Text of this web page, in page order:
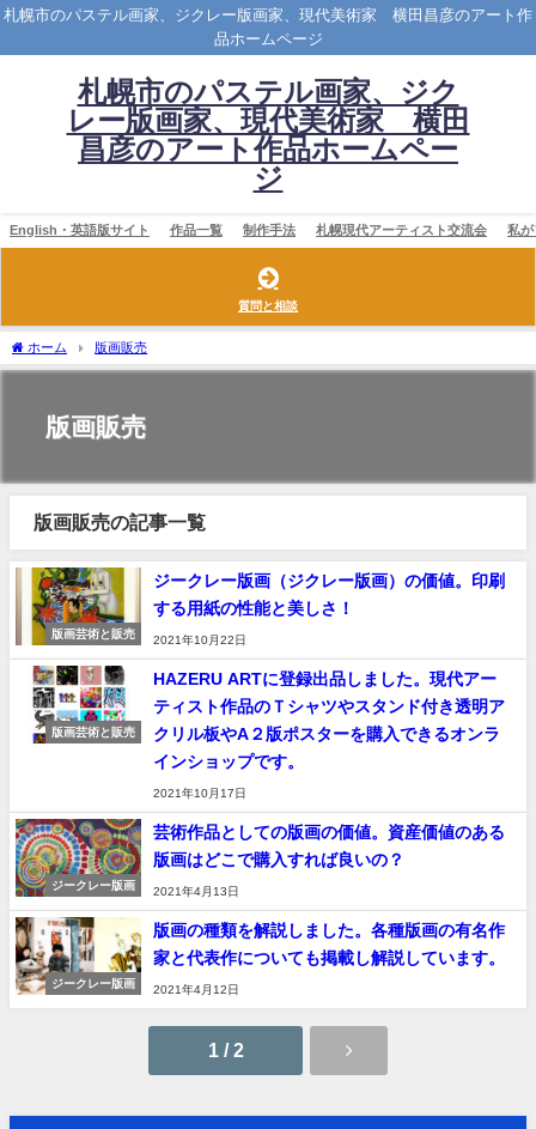
札幌市のパステル画家、ジクレー版画家、現代美術家 横田昌彦のアート作
品ホームページ
札幌市のパステル画家、ジク
レー版画家、現代美術家 横田
昌彦のアート作品ホームペー
ジ
English・英語版サイト 作品一覧 制作手法 札幌現代アーティスト交流会 私が
質問と相談
ホーム 版画販売
版画販売
版画販売の記事一覧
版画芸術と販売
ジークレー版画（ジクレー版画）の価値。印刷
する用紙の性能と美しさ！
2021年10月22日
版画芸術と販売
HAZERU ARTに登録出品しました。現代アー
ティスト作品のＴシャツやスタンド付き透明ア
クリル板やA２版ポスターを購入できるオンラ
インショップです。
2021年10月17日
ジークレー版画
芸術作品としての版画の価値。資産価値のある
版画はどこで購入すれば良いの？
2021年4月13日
ジークレー版画
版画の種類を解説しました。各種版画の有名作
家と代表作についても掲載し解説しています。
2021年4月12日
1 / 2